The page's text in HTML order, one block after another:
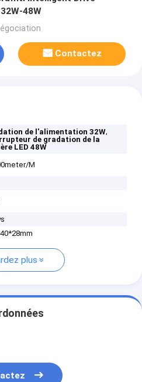
48W
Contactez
de l'alimentation 32W,
de gradation de la
LED 48W
M
plus